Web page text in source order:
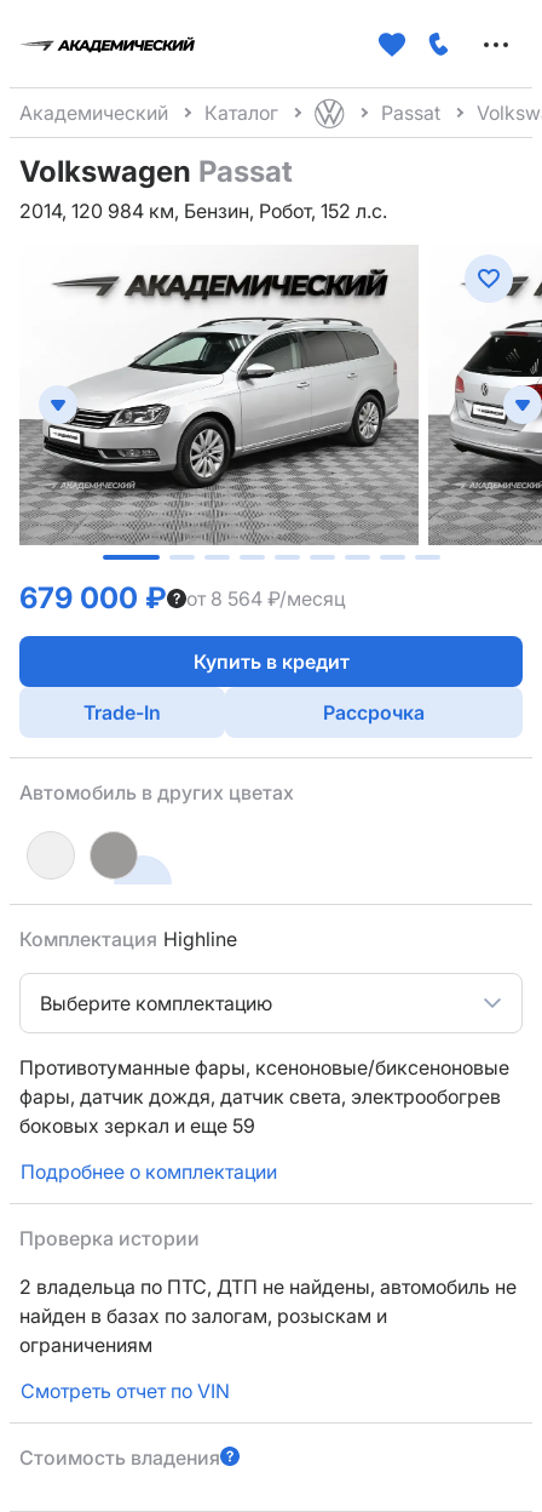
Академический Каталог Passat
Volkswagen Passat
2014, 120 984 км, Бензин, Робот, 152 л.с.
679 000 ₽ от 8 564 ₽/месяц
Купить в кредит
Trade-In Рассрочка
Автомобиль в других цветах
Комплектация Highline
Выберите комплектацию
Противотуманные фары, ксеноновые/биксеноновые
фары, датчик дождя, датчик света, электрообогрев
боковых зеркал и еще 59
Подробнее о комплектации
Проверка истории
2 владельца по ПТС, ДТП не найдены, автомобиль не
найден в базах по залогам, розыскам и
ограничениям
Смотреть отчет по VIN
Стоимость владения